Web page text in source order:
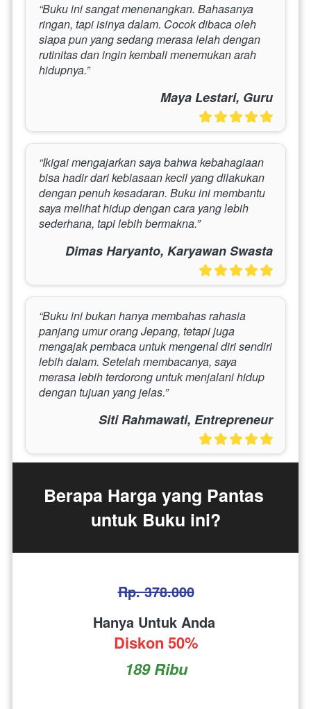
“Buku ini sangat menenangkan. Bahasanya
ringan, tapi isinya dalam. Cocok dibaca oleh
siapa pun yang sedang merasa lelah dengan
rutinitas dan ingin kembali menemukan arah
hidupnya.”
Maya Lestari, Guru
“Ikigai mengajarkan saya bahwa kebahagiaan
bisa hadir dari kebiasaan kecil yang dilakukan
dengan penuh kesadaran. Buku ini membantu
saya melihat hidup dengan cara yang lebih
sederhana, tapi lebih bermakna.”
Dimas Haryanto, Karyawan Swasta
“Buku ini bukan hanya membahas rahasia
panjang umur orang Jepang, tetapi juga
mengajak pembaca untuk mengenal diri sendiri
lebih dalam. Setelah membacanya, saya
merasa lebih terdorong untuk menjalani hidup
dengan tujuan yang jelas.”
Siti Rahmawati, Entrepreneur
Berapa Harga yang Pantas
untuk Buku ini?
Rp. 378.000
Hanya Untuk Anda
Diskon 50%
189 Ribu